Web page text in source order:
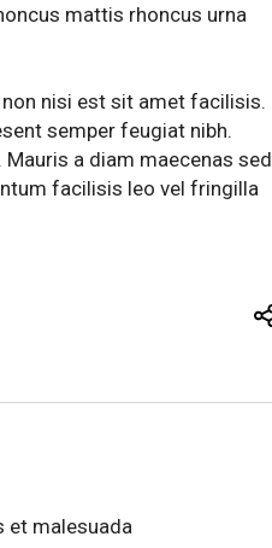
mattis rhoncus urna
nisi est sit amet facilisis.
semper feugiat nibh.
a diam maecenas sed
facilisis leo vel fringilla
et malesuada